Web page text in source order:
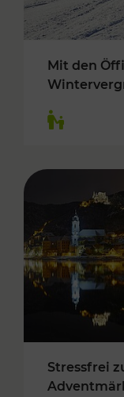
Mit den
Stressfrei